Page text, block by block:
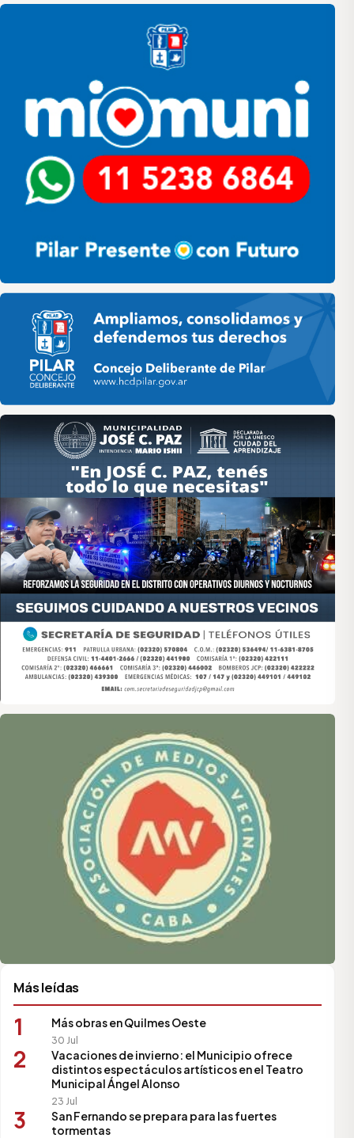
Pilar HCD
Asociación de Medios Vecinales
Más leídas
1 Más obras en Quilmes Oeste
30 Jul
2
Vacaciones de invierno: el Municipio ofrece
distintos espectáculos artísticos en el Teatro
Municipal Ángel Alonso
23 Jul
3
San Fernando se prepara para las fuertes
tormentas